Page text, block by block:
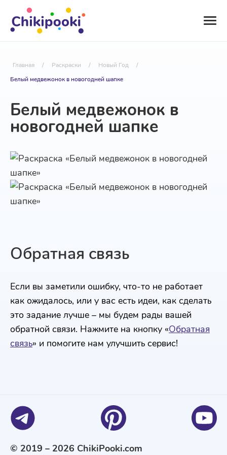
Главная / Раскраски / Новый Год
/
Белый медвежонок в новогодней шапке
Белый медвежонок в
новогодней шапке
Обратная связь
Если вы заметили ошибку, что-то не работает
как ожидалось, или у вас есть идеи, как сделать
это задание лучше – мы будем рады вашей
обратной связи. Нажмите на кнопку «Обратная
связь» и помогите нам улучшить сервис!
© 2019 – 2026 ChikiPooki.com